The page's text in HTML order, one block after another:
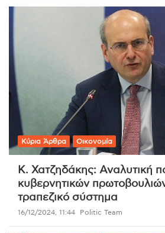
Κύρια Άρθρα Οικονομία
Κ. Χατζηδάκης: Αναλυτική
κυβερνητικών
τραπεζικό σύστημα
16/12/2024, 11:44 Politic Team